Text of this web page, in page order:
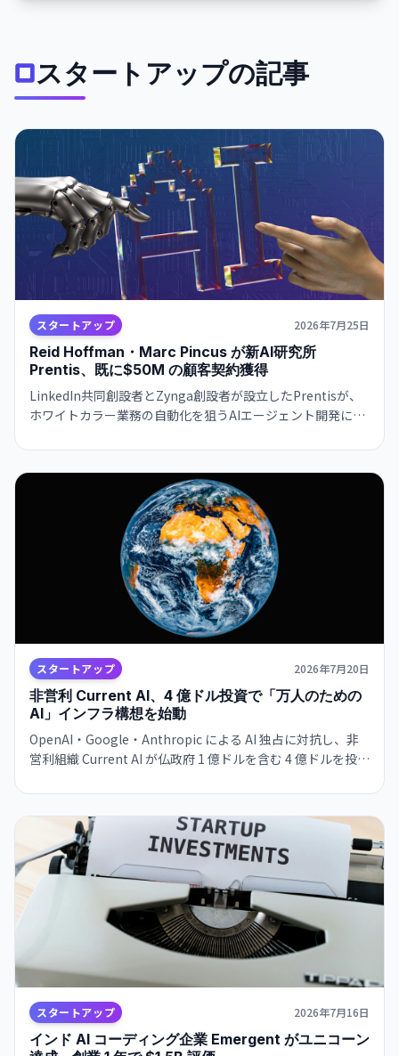
スタートアップの記事
スタートアップ 2026年7月25日
Reid Hoffman・Marc Pincus が新AI研究所
Prentis、既に$50M の顧客契約獲得
LinkedIn共同創設者とZynga創設者が設立したPrentisが、
ホワイトカラー業務の自動化を狙うAIエージェント開発に注
既に数か月で大手顧客との契約を締結。
スタートアップ 2026年7月20日
非営利 Current AI、4 億ドル投資で「万人のための
AI」インフラ構想を始動
OpenAI・Google・Anthropic による AI 独占に対抗し、非
営利組織 Current AI が仏政府 1 億ドルを含む 4 億ドルを投資
発者・新興国ユーザーの選択肢が広がる。
スタートアップ 2026年7月16日
インド AI コーディング企業 Emergent がユニコーン